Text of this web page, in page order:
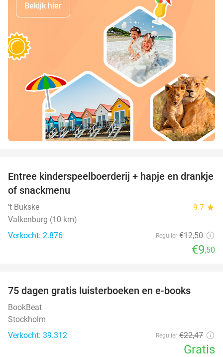
Bekijk hier
24%
Entree kinderspeelboerderij + hapje en drankje
of snackmenu
't Bukske 9.7 star
Valkenburg (10 km)
Verkocht: 2.876
Regulier €12,50
€9,50
75 dagen gratis luisterboeken en e-books
BookBeat
Stockholm
Verkocht: 39.312
Regulier €22,47
Gratis